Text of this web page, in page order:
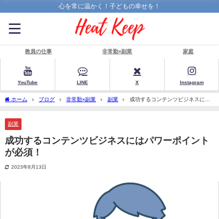
心を常に温かく！子どもの幸せを！
教員の仕事 非常勤×副業 家庭
YouTube LINE X Instagram
ホーム ブログ 非常勤×副業 副業
成功するコンテンツビジネスには
パワーポイントが必須！
副業
成功するコンテンツビジネスにはパワーポイント
が必須！
2023年8月13日